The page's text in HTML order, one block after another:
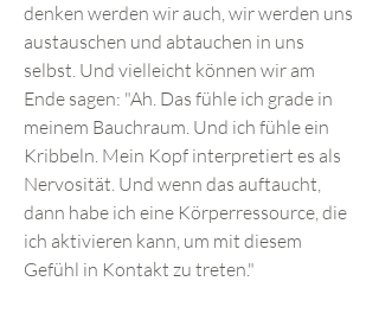
denken werden wir auch, wir werden uns
austauschen und abtauchen in uns
selbst. Und vielleicht können wir am
Ende sagen: "Ah. Das fühle ich grade in
meinem Bauchraum. Und ich fühle ein
Kribbeln. Mein Kopf interpretiert es als
Nervosität. Und wenn das auftaucht,
dann habe ich eine Körperressource, die
ich aktivieren kann, um mit diesem
Gefühl in Kontakt zu treten."